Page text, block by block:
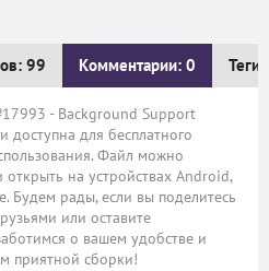
99 Комментарии: 0 Теги:
- Background Support
доступна для бесплатного
Файл можно
открыть на устройствах Android,
Будем рады, если вы поделитесь
или оставите
о вашем удобстве и
приятной сборки!